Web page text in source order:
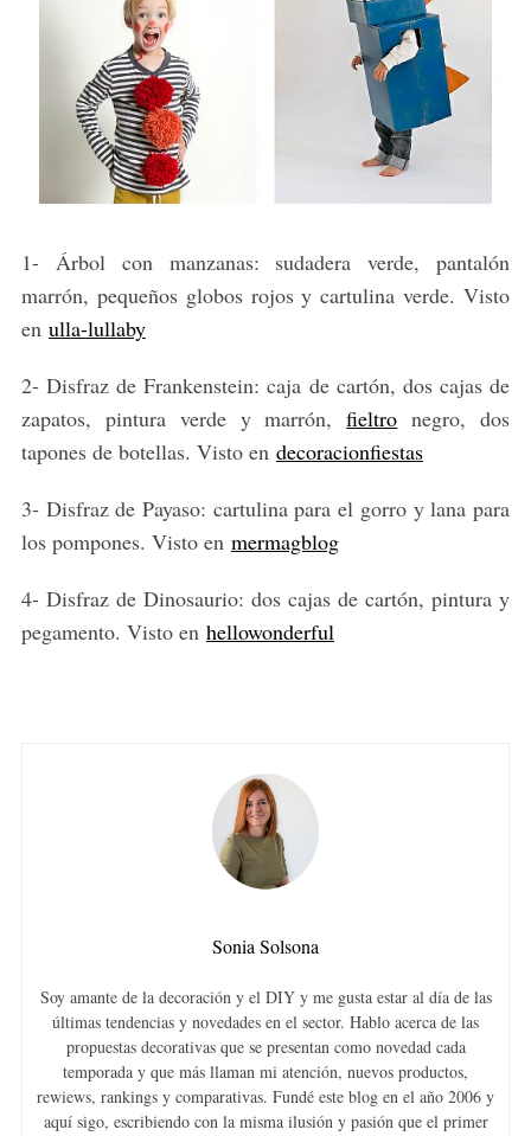
1- Árbol con manzanas: sudadera verde, pantalón
marrón, pequeños globos rojos y cartulina verde. Visto
en ulla-lullaby
2- Disfraz de Frankenstein: caja de cartón, dos cajas de
zapatos, pintura verde y marrón,fieltro negro, dos
tapones de botellas. Visto en decoracionfiestas
3- Disfraz de Payaso: cartulina para el gorro y lana para
los pompones. Visto en mermagblog
4- Disfraz de Dinosaurio: dos cajas de cartón, pintura y
pegamento. Visto en hellowonderful
Sonia Solsona
Soy amante de la decoración y el DIY y me gusta estar al día de las
últimas tendencias y novedades en el sector. Hablo acerca de las
propuestas decorativas que se presentan como novedad cada
temporada y que más llaman mi atención, nuevos productos,
rewiews, rankings y comparativas. Fundé este blog en el año 2006 y
aquí sigo, escribiendo con la misma ilusión y pasión que el primer